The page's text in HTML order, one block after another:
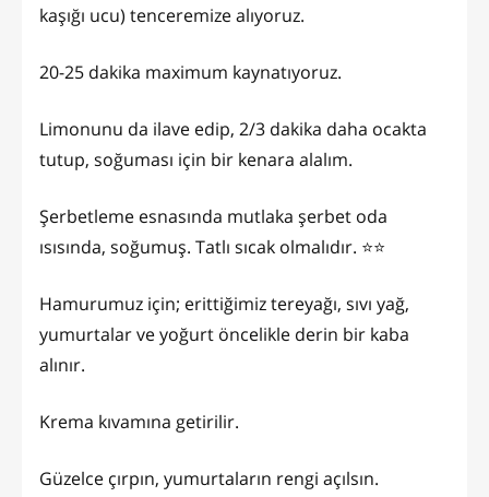
kaşığı ucu) tenceremize alıyoruz.
20-25 dakika maximum kaynatıyoruz.
Limonunu da ilave edip, 2/3 dakika daha ocakta
tutup, soğuması için bir kenara alalım.
Şerbetleme esnasında mutlaka şerbet oda
ısısında, soğumuş. Tatlı sıcak olmalıdır. ⭐️⭐️
Hamurumuz için; erittiğimiz tereyağı, sıvı yağ,
yumurtalar ve yoğurt öncelikle derin bir kaba
alınır.
Krema kıvamına getirilir.
Güzelce çırpın, yumurtaların rengi açılsın.